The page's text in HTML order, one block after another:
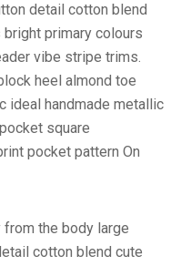
detail cotton blend
primary colours
vibe stripe trims.
heel almond toe
ideal handmade metallic
square
pocket pattern On
the body large
cotton blend cute